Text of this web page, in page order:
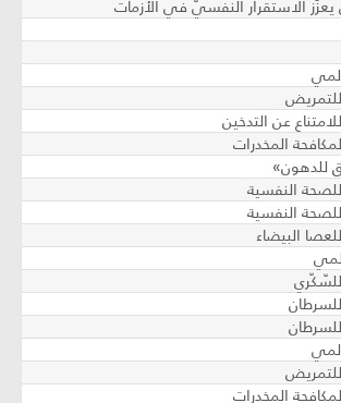
يعزّز الاستقرار النفسيّ في الأزمات
عن التدخين
المخدرات
للدهون»
النفسية
النفسية
البيضاء
المخدرات